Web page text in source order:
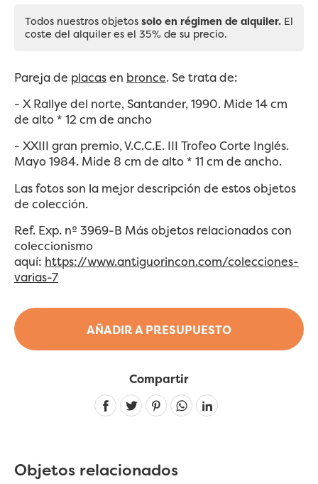
AÑADIR A PRESUPUESTO
Todos nuestros objetos solo en régimen de alquiler. El
coste del alquiler es el 35% de su precio.
Pareja de placasen bronce. Se trata de:
- X Rallye del norte, Santander, 1990. Mide 14 cm
de alto * 12 cm de ancho
- XXIII gran premio, V.C.C.E. III Trofeo Corte Inglés.
Mayo 1984. Mide 8 cm de alto * 11 cm de ancho.
Las fotos son la mejor descripción de estos objetos
de colección.
Ref. Exp. nº 3969-B Más objetos relacionados con
coleccionismo
aquí: https://www.antiguorincon.com/colecciones-
varias-7
Compartir
Linkedin
Objetos relacionados